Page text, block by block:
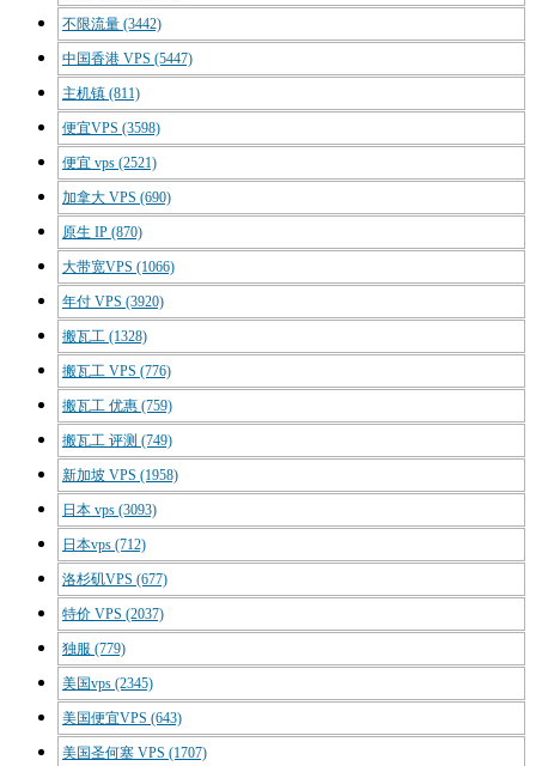
不限流量 (3442)
中国香港 VPS (5447)
主机镇 (811)
便宜VPS (3598)
便宜 vps (2521)
加拿大 VPS (690)
原生 IP (870)
大带宽VPS (1066)
年付 VPS (3920)
搬瓦工 (1328)
搬瓦工 VPS (776)
搬瓦工 优惠 (759)
搬瓦工 评测 (749)
新加坡 VPS (1958)
日本 vps (3093)
日本vps (712)
洛杉矶VPS (677)
特价 VPS (2037)
独服 (779)
美国vps (2345)
美国便宜VPS (643)
美国圣何塞 VPS (1707)